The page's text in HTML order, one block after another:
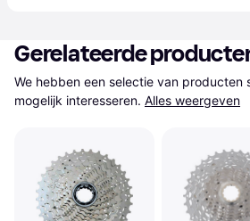
Gerelateerde
We hebben een selectie van producten
mogelijk interesseren. Alles weergeven